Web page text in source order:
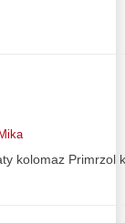
kolomaz Primrzol